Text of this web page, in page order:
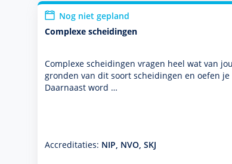
Nog niet gepland
Complexe scheidingen
Complexe scheidingen vragen heel wat van
gronden van dit soort scheidingen en oefen
Daarnaast word …
Accreditaties: NIP, NVO, SKJ